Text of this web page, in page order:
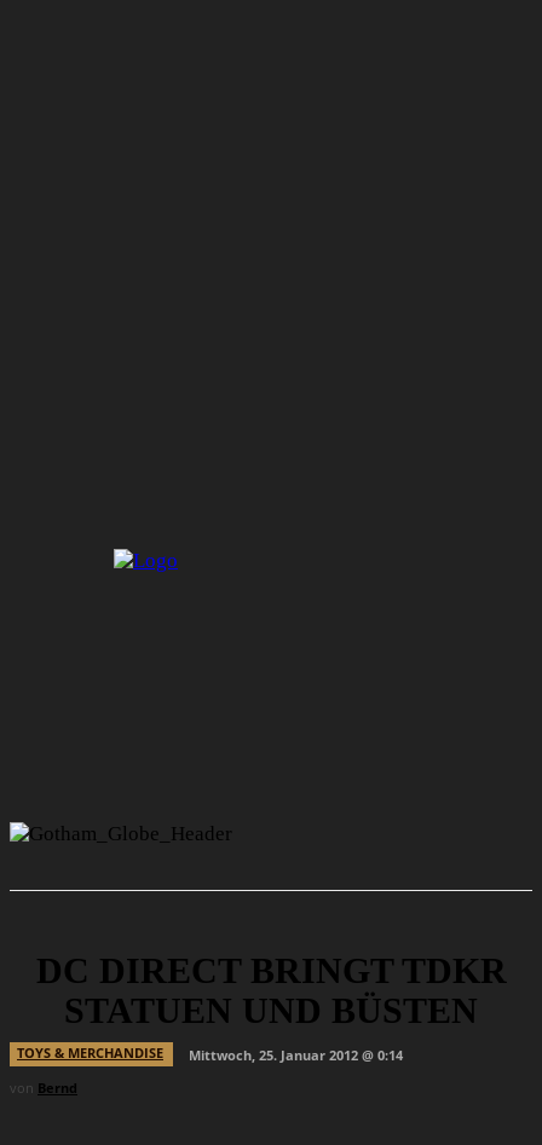
DC DIRECT BRINGT TDKR
STATUEN UND BÜSTEN
TOYS & MERCHANDISE
Mittwoch, 25. Januar 2012 @ 0:14
von Bernd